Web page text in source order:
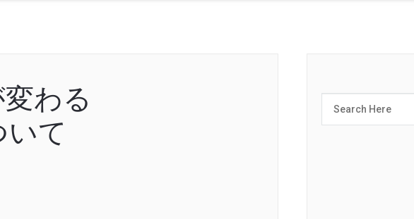
わる
て